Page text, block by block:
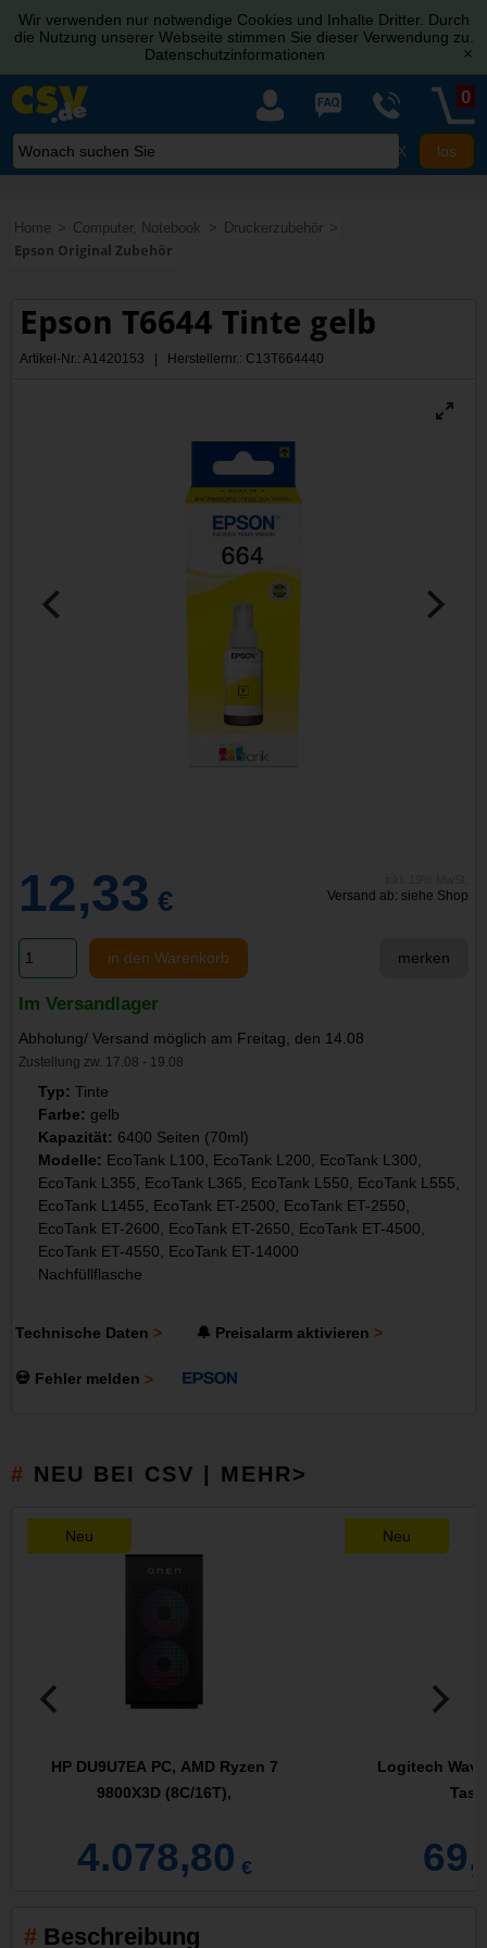
Wir verwenden nur notwendige Cookies und Inhalte Dritter. Durch
die Nutzung unserer Webseite stimmen Sie dieser Verwendung zu.
Datenschutzinformationen
[x]
X
0
Home Computer, Notebook
Druckerzubehör
Epson Original Zubehör
Epson T6644 Tinte gelb
Artikel-Nr.: A1420153 | Herstellernr.: C13T664440
12,33 € Versand ab: siehe Shop
in den Warenkorb merken
Im Versandlager
Abholung/ Versand möglich am Freitag, den 14.08
Zustellung zw. 17.08 - 19.08
Typ: Tinte
Farbe: gelb
Kapazität: 6400 Seiten (70ml)
Modelle: EcoTank L100, EcoTank L200, EcoTank L300,
EcoTank L355, EcoTank L365, EcoTank L550, EcoTank L555,
EcoTank L1455, EcoTank ET-2500, EcoTank ET-2550,
EcoTank ET-2600, EcoTank ET-2650, EcoTank ET-4500,
EcoTank ET-4550, EcoTank ET-14000
Nachfüllflasche
Technische Daten 🔔 Preisalarm aktivieren
💀 Fehler melden
NEU BEI CSV | MEHR>
Neu
HP DU9U7EA PC, AMD Ryzen 7
9800X3D (8C/16T),
4.078,80 €
Neu
Logitech
Beschreibung